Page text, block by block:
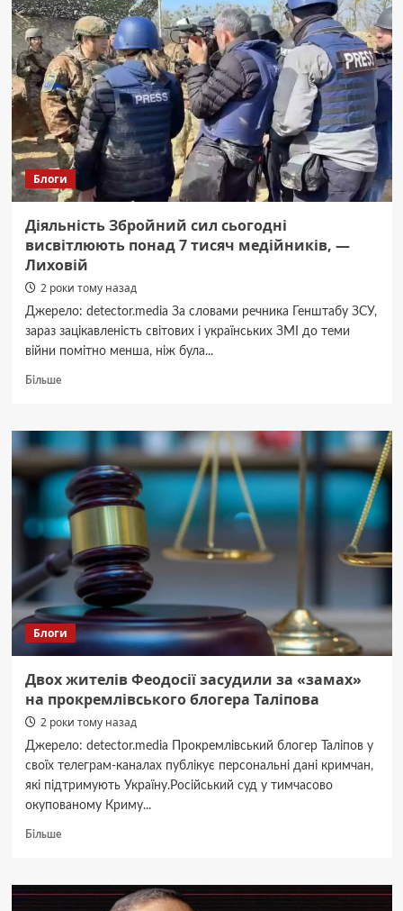
каналізацію:
тривають
аварійні
роботи
Блоги
Діяльність Збройний сил сьогодні
висвітлюють понад 7 тисяч медійників, —
Лиховій
2 роки тому назад
Джерело: detector.media За словами речника Генштабу ЗСУ,
зараз зацікавленість світових і українських ЗМІ до теми
війни помітно менша, ніж була...
БільшеДокладніше
Збройний
сил
сьогодні
висвітлюють
понад
7
тисяч
медійників,
—
Лиховій
Блоги
Двох жителів Феодосії засудили за «замах»
на прокремлівського блогера Таліпова
2 роки тому назад
Джерело: detector.media Прокремлівський блогер Таліпов у
своїх телеграм-каналах публікує персональні дані кримчан,
які підтримують Україну.Російський суд у тимчасово
окупованому Криму...
БільшеДокладніше
жителів